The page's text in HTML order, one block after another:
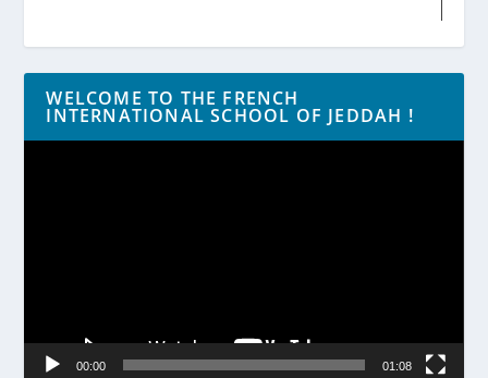
WELCOME TO THE FRENCH
INTERNATIONAL SCHOOL OF JEDDAH !
Lecteur
00:00 01:08